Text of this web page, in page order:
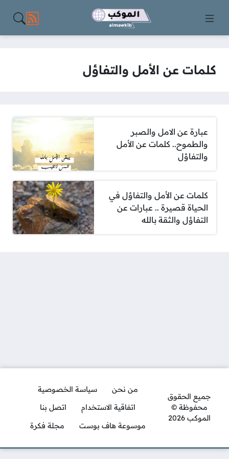
مواقع
كلمات عن الأمل والتفاؤل
عبارة عن الامل والصبر
والطموح.. كلمات عن الأمل
والتفاؤل
كلمات عن الأمل والتفاؤل في
الحياة قصيرة .. عبارات عن
التفاؤل والثقة بالله
جميع الحقوق
محفوظة ©
الموكب 2026
من نحن
سياسة الخصوصية
اتفاقية الاستخدام
اتصل بنا
موسوعة هاف بوست
مجلة فكرة